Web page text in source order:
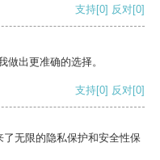
支持[0] 反对[0]
做出更准确的选择。
支持[0] 反对[0]
无限的隐私保护和安全性保